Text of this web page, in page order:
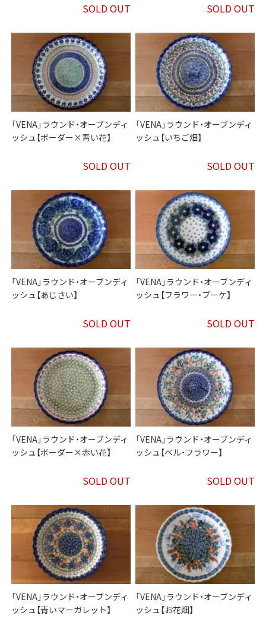
SOLD OUT SOLD OUT
「VENA」ラウンド・オーブンディ
ッシュ【ボーダー×青い花】
SOLD OUT
「VENA」ラウンド・オーブンディ
ッシュ【いちご畑】
SOLD OUT
「VENA」ラウンド・オーブンディ
ッシュ【あじさい】
SOLD OUT
「VENA」ラウンド・オーブンディ
ッシュ【フラワー・ブーケ】
SOLD OUT
「VENA」ラウンド・オーブンディ
ッシュ【ボーダー×赤い花】
SOLD OUT
「VENA」ラウンド・オーブンディ
ッシュ【ベル・フラワー】
SOLD OUT
「VENA」ラウンド・オーブンディ
ッシュ【青いマーガレット】
「VENA」ラウンド・オーブンディ
ッシュ【お花畑】